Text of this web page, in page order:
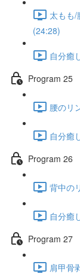
太もも/
(24:28)
自分癒
Program 25
腰のリ
自分癒
Program 26
背中の
自分癒
Program 27
肩甲骨